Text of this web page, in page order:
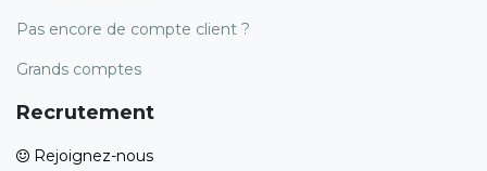
Pas encore de compte client ?
Grands comptes
Recrutement
Rejoignez-nous